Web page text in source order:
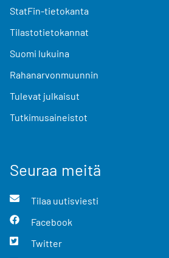
StatFin-tietokanta
Tilastotietokannat
Suomi lukuina
Rahanarvonmuunnin
Tulevat julkaisut
Tutkimusaineistot
Seuraa meitä
Tilaa uutisviesti
Facebook
Twitter